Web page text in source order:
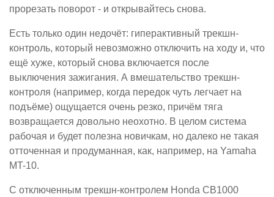
прорезать поворот - и открывайтесь снова.
Есть только один недочёт: гиперактивный трекшн-
контроль, который невозможно отключить на ходу и, что
ещё хуже, который снова включается после
выключения зажигания. А вмешательство трекшн-
контроля (например, когда передок чуть легчает на
подъёме) ощущается очень резко, причём тяга
возвращается довольно неохотно. В целом система
рабочая и будет полезна новичкам, но далеко не такая
отточенная и продуманная, как, например, на Yamaha
MT-10.
С отключенным трекшн-контролем Honda CB1000